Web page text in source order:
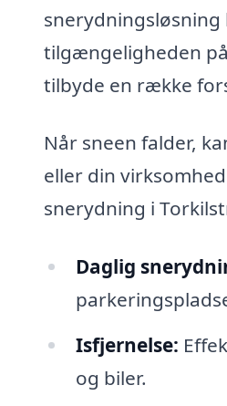
tilgængeligheden
tilbyde en række
Når sneen falder,
eller din
snerydning i
Daglig
Isfjernelse:
og biler.